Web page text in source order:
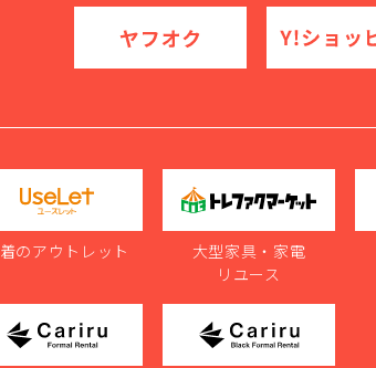
のアウトレット
大型家具・家電
リユース